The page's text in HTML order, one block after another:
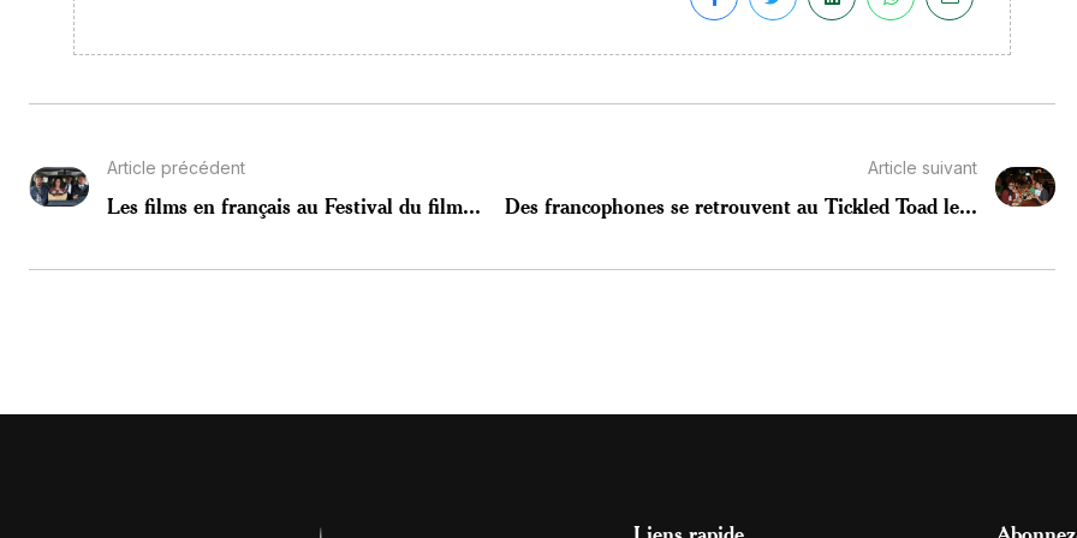
Article précédent
Les films en français au Festival du film...
Article suivant
Des francophones se retrouvent au Tickled Toad le...